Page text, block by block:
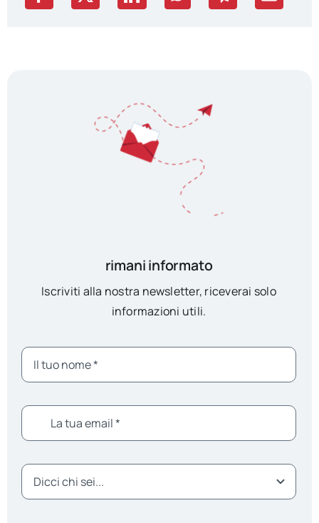
rimani informato
Iscriviti alla nostra newsletter, riceverai solo
informazioni utili.